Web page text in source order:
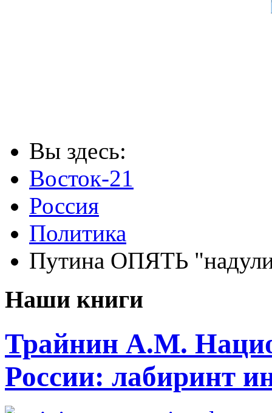
Вы здесь:
Восток-21
Россия
Политика
Путина ОПЯТЬ
Наши книги
Трайнин А.М.
России: лабиринт